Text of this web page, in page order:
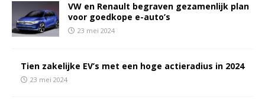
VW en Renault begraven gezamenlijk plan
voor goedkope e-auto’s
23 mei 2024
Tien zakelijke EV’s met een hoge actieradius in 2024
23 mei 2024